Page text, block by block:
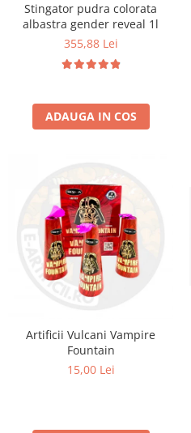
Stingator pudra colorata
albastra gender reveal 1l
355,88 Lei
ADAUGA IN COS
Artificii Vulcani Vampire
Fountain
15,00 Lei